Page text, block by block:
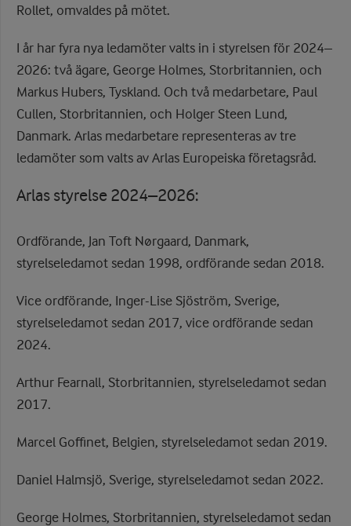
Rollet, omvaldes på mötet.
I år har fyra nya ledamöter valts in i styrelsen för 2024–
2026: två ägare, George Holmes, Storbritannien, och
Markus Hubers, Tyskland. Och två medarbetare, Paul
Cullen, Storbritannien, och Holger Steen Lund,
Danmark. Arlas medarbetare representeras av tre
ledamöter som valts av Arlas Europeiska företagsråd.
Arlas styrelse 2024–2026:
Ordförande, Jan Toft Nørgaard, Danmark,
styrelseledamot sedan 1998, ordförande sedan 2018.
Vice ordförande, Inger-Lise Sjöström, Sverige,
styrelseledamot sedan 2017, vice ordförande sedan
2024.
Arthur Fearnall, Storbritannien, styrelseledamot sedan
2017.
Marcel Goffinet, Belgien, styrelseledamot sedan 2019.
Daniel Halmsjö, Sverige, styrelseledamot sedan 2022.
George Holmes, Storbritannien, styrelseledamot sedan